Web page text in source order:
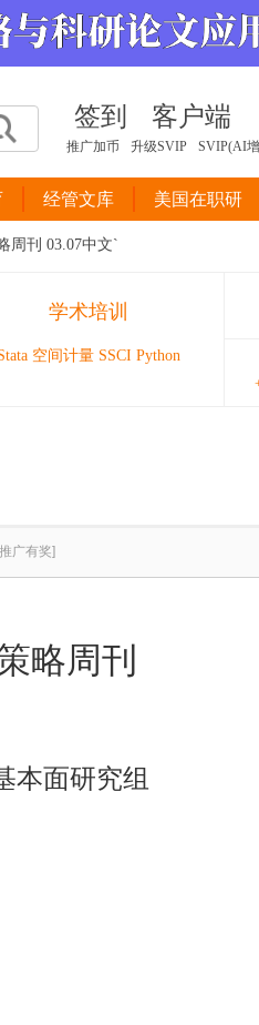
签到 客户端
推广加币
升级SVIP SVIP(AI
经管文库 美国在职研
周刊 03.07中文`
学术培训
空间计量 SSCI Python
广有奖]
略周刊
本面研究组